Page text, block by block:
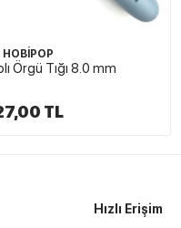
TULİP
Saplı Örgü Tığı 3.00 mm
TL
Hızlı Erişim